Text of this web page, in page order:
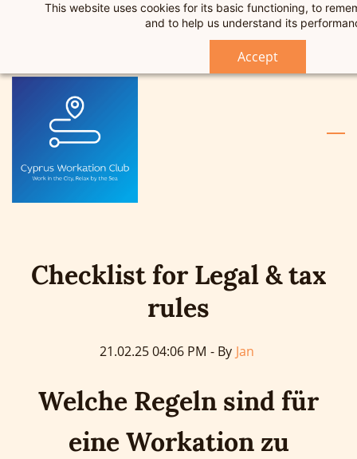
This website uses cookies for its basic functioning, to
and to help us understand its
Accept
content
Sign In
Sign Up
Checklist for Legal & tax
rules
21.02.25 04:06 PM - By Jan
Welche Regeln sind für
eine Workation zu